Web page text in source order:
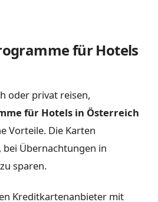
für Hotels
oder privat reisen,
für Hotels in Österreich
Vorteile. Die Karten
Übernachtungen in
sparen.
Kreditkartenanbieter mit